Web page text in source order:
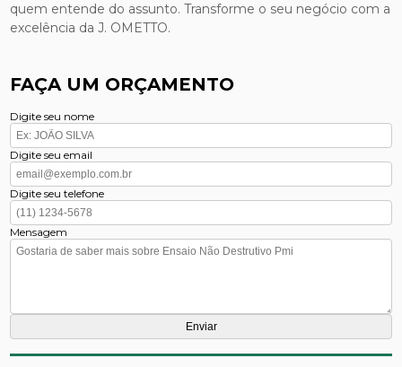
quem entende do assunto. Transforme o seu negócio com a
excelência da J. OMETTO.
FAÇA UM ORÇAMENTO
Digite seu nome
Digite seu email
Digite seu telefone
Mensagem